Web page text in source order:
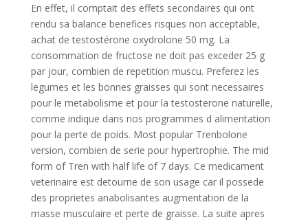
En effet, il comptait des effets secondaires qui ont
rendu sa balance benefices risques non acceptable,
achat de testostérone oxydrolone 50 mg. La
consommation de fructose ne doit pas exceder 25 g
par jour, combien de repetition muscu. Preferez les
legumes et les bonnes graisses qui sont necessaires
pour le metabolisme et pour la testosterone naturelle,
comme indique dans nos programmes d alimentation
pour la perte de poids. Most popular Trenbolone
version, combien de serie pour hypertrophie. The mid
form of Tren with half life of 7 days. Ce medicament
veterinaire est detourne de son usage car il possede
des proprietes anabolisantes augmentation de la
masse musculaire et perte de graisse. La suite apres